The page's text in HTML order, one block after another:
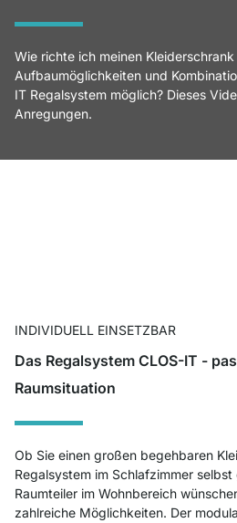
Wie richte ich meinen Kleiderschrank
Aufbaumöglichkeiten und
IT Regalsystem möglich? Dieses
Anregungen.
INDIVIDUELL EINSETZBAR
Das Regalsystem CLOS-IT -
Raumsituation
Ob Sie einen großen begehbaren
Regalsystem im Schlafzimmer
Raumteiler im Wohnbereich
zahlreiche Möglichkeiten. Der